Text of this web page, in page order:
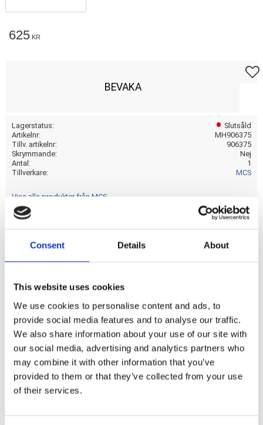
Consent Details About
This website uses cookies
We use cookies to personalise content and ads, to
provide social media features and to analyse our traffic.
We also share information about your use of our site with
our social media, advertising and analytics partners who
may combine it with other information that you’ve
provided to them or that they’ve collected from your use
of their services.
625 KR
BEVAKA
Lagerstatus
Slutsåld
Artikelnr
MH906375
Tillv. artikelnr
906375
Skrymmande
Nej
Antal
1
Tillverkare
MCS
Visa alla produkter från MCS
Dela med dig
F
a
c
e
b
o
o
k
Omdömen
Du